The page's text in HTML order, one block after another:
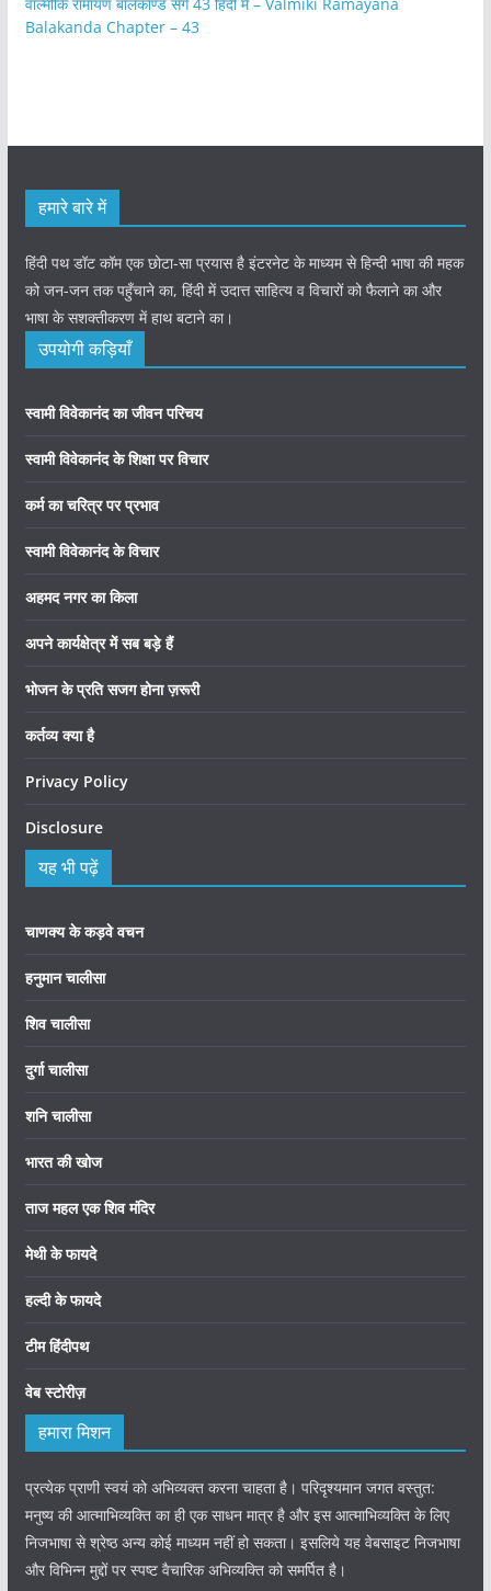
Balakanda Chapter – 43
हमारे बारे में
हिंदी पथ डॉट कॉम एक छोटा-सा प्रयास है इंटरनेट के माध्यम से हिन्दी भाषा की महक
को जन-जन तक पहुँचाने का, हिंदी में उदात्त साहित्य व विचारों को फैलाने का और
भाषा के सशक्तीकरण में हाथ बटाने का।
उपयोगी कड़ियाँ
स्वामी विवेकानंद का जीवन परिचय
स्वामी विवेकानंद के शिक्षा पर विचार
कर्म का चरित्र पर प्रभाव
स्वामी विवेकानंद के विचार
अहमद नगर का किला
अपने कार्यक्षेत्र में सब बड़े हैं
भोजन के प्रति सजग होना ज़रूरी
कर्तव्य क्या है
Privacy Policy
Disclosure
यह भी पढ़ें
चाणक्य के कड़वे वचन
हनुमान चालीसा
शिव चालीसा
दुर्गा चालीसा
शनि चालीसा
भारत की खोज
ताज महल एक शिव मंदिर
मेथी के फायदे
हल्दी के फायदे
टीम हिंदीपथ
वेब स्टोरीज़
हमारा मिशन
प्रत्येक प्राणी स्वयं को अभिव्यक्त करना चाहता है। परिदृश्यमान जगत वस्तुत:
मनुष्य की आत्माभिव्यक्ति का ही एक साधन मात्र है और इस आत्माभिव्यक्ति के लिए
निजभाषा से श्रेष्ठ अन्य कोई माध्यम नहीं हो सकता। इसलिये यह वेबसाइट निजभाषा
और विभिन्न मुद्दों पर स्पष्ट वैचारिक अभिव्यक्ति को समर्पित है।